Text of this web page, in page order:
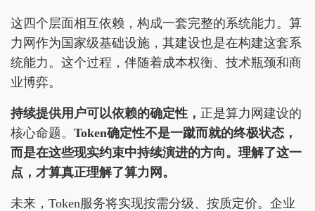
这四个层面相互依赖，构成一套完整的系统能力。算
力网作为国家级基础设施，其建设也是在构建这套系
统能力。这个过程，伴随着成本权衡、技术瓶颈和商
业博弈。
持续提供用户可以依赖的确定性， 正是算力网建设的
核心命题。 Token确定性不是一蹴而就的终极状态，
而是在这些现实约束中持续演进的方向。理解了这一
点，才算真正理解了算力网。
未来，Token服务将实现按需分级、按质定价。企业